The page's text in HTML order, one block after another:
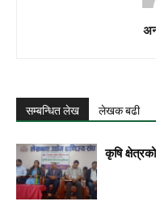
सम्बन्धित लेख लेखक बढी
कृषि